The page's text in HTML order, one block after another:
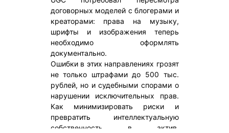
договорных моделей с блогерами и
креаторами: права на музыку,
шрифты и изображения теперь
необходимо оформлять
документально.
Ошибки в этих направлениях грозят
не только штрафами до 500 тыс.
рублей, но и судебными спорами о
нарушении исключительных прав.
Как минимизировать риски и
превратить интеллектуальную
собственность в актив,